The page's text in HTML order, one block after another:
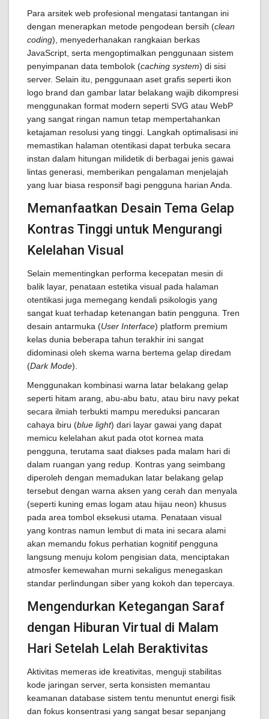
Para arsitek web profesional mengatasi tantangan ini
dengan menerapkan metode pengodean bersih (clean
coding), menyederhanakan rangkaian berkas
JavaScript, serta mengoptimalkan penggunaan sistem
penyimpanan data tembolok (caching system) di sisi
server. Selain itu, penggunaan aset grafis seperti ikon
logo brand dan gambar latar belakang wajib dikompresi
menggunakan format modern seperti SVG atau WebP
yang sangat ringan namun tetap mempertahankan
ketajaman resolusi yang tinggi. Langkah optimalisasi ini
memastikan halaman otentikasi dapat terbuka secara
instan dalam hitungan milidetik di berbagai jenis gawai
lintas generasi, memberikan pengalaman menjelajah
yang luar biasa responsif bagi pengguna harian Anda.
Memanfaatkan Desain Tema Gelap
Kontras Tinggi untuk Mengurangi
Kelelahan Visual
Selain mementingkan performa kecepatan mesin di
balik layar, penataan estetika visual pada halaman
otentikasi juga memegang kendali psikologis yang
sangat kuat terhadap ketenangan batin pengguna. Tren
desain antarmuka (User Interface) platform premium
kelas dunia beberapa tahun terakhir ini sangat
didominasi oleh skema warna bertema gelap diredam
(Dark Mode).
Menggunakan kombinasi warna latar belakang gelap
seperti hitam arang, abu-abu batu, atau biru navy pekat
secara ilmiah terbukti mampu mereduksi pancaran
cahaya biru (blue light) dari layar gawai yang dapat
memicu kelelahan akut pada otot kornea mata
pengguna, terutama saat diakses pada malam hari di
dalam ruangan yang redup. Kontras yang seimbang
diperoleh dengan memadukan latar belakang gelap
tersebut dengan warna aksen yang cerah dan menyala
(seperti kuning emas logam atau hijau neon) khusus
pada area tombol eksekusi utama. Penataan visual
yang kontras namun lembut di mata ini secara alami
akan memandu fokus perhatian kognitif pengguna
langsung menuju kolom pengisian data, menciptakan
atmosfer kemewahan murni sekaligus menegaskan
standar perlindungan siber yang kokoh dan tepercaya.
Mengendurkan Ketegangan Saraf
dengan Hiburan Virtual di Malam
Hari Setelah Lelah Beraktivitas
Aktivitas memeras ide kreativitas, menguji stabilitas
kode jaringan server, serta konsisten memantau
keamanan database sistem tentu menuntut energi fisik
dan fokus konsentrasi yang sangat besar sepanjang